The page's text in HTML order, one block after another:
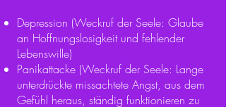
Depression (Weckruf der Seele: Glaube
an Hoffnungslosigkeit und fehlender
Lebenswille)
Panikattacke (Weckruf der Seele: Lange
unterdrückte missachtete Angst, aus dem
Gefühl heraus, ständig funktionieren zu